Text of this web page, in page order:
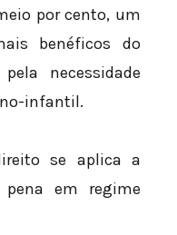
por cento, um
benéficos do
necessidade
infantil.
se aplica a
pena em regime